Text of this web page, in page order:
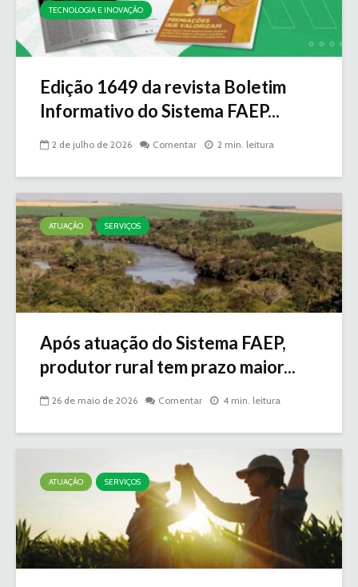
TECNOLOGIA E INOVAÇÃO
Edição 1649 da revista Boletim
Informativo do Sistema FAEP...
2 de julho de 2026 Comentar 2 min. leitura
ATUAÇÃO SERVIÇOS
Após atuação do Sistema FAEP,
produtor rural tem prazo maior...
26 de maio de 2026 Comentar 4 min. leitura
ATUAÇÃO SERVIÇOS